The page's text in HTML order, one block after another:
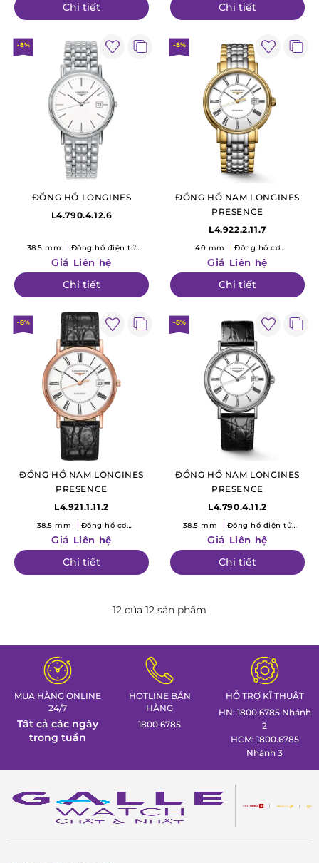
Chi tiết Chi tiết
-8%
ĐỒNG HỒ LONGINES
L4.790.4.12.6
38.5 mm
Đồng hồ điện tử
(Quartz)
Giá Liên hệ
Chi tiết
-8%
ĐỒNG HỒ NAM LONGINES
PRESENCE
L4.922.2.11.7
40 mm
Đồng hồ cơ
(Mechanical)
Giá Liên hệ
Chi tiết
-8%
ĐỒNG HỒ NAM LONGINES
PRESENCE
L4.921.1.11.2
38.5 mm
Đồng hồ cơ
(Mechanical)
Giá Liên hệ
Chi tiết
-8%
ĐỒNG HỒ NAM LONGINES
PRESENCE
L4.790.4.11.2
38.5 mm
Đồng hồ điện tử
(Quartz)
Giá Liên hệ
Chi tiết
12 của 12 sản phẩm
MUA HÀNG ONLINE
24/7
Tất cả các ngày
trong tuần
HOTLINE BÁN
HÀNG
1800 6785
HỖ TRỢ KĨ THUẬT
HN: 1800.6785 Nhánh
2
HCM: 1800.6785
Nhánh 3